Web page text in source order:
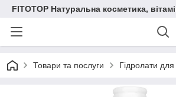
FITOTOP Натуральна косметика,
Товари та послуги Гідролати для